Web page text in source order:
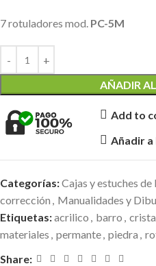
7 rotuladores mod. PC-5M
AÑADIR
Add to
Añadir a
Categorías:Cajas y estuches
corrección , Manualidades y
Etiquetas:acrilico , barro ,
materiales , permante, piedra ,
Share: